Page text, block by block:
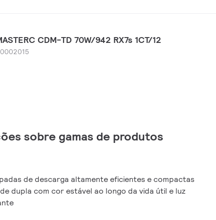
CDM-TD 70W/942 RX7s 1CT/12
sobre gamas de produtos
de descarga altamente eficientes e compactas
dupla com cor estável ao longo da vida útil e luz